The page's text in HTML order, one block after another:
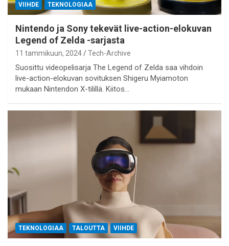
VIIHDE TEKNOLOGIAA
Nintendo ja Sony tekevät live-action-elokuvan
Legend of Zelda -sarjasta
11 tammikuun, 2024 Tech-Archive
Suosittu videopelisarja The Legend of Zelda saa vihdoin
live-action-elokuvan sovituksen Shigeru Myiamoton
mukaan Nintendon X-tilillä. Kiitos…
TEKNOLOGIAA TALOUTTA VIIHDE